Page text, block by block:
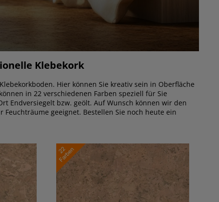
Klebekork
Hier können Sie kreativ sein in Oberfläche
in 22 verschiedenen Farben speziell für Sie
Endversiegelt bzw. geölt. Auf Wunsch können wir den
geeignet. Bestellen Sie noch heute ein